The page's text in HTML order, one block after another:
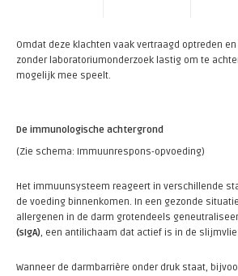
Omdat deze klachten vaak vertraagd optreden
zonder laboratoriumonderzoek lastig om te
mogelijk mee speelt.
De immunologische achtergrond
(Zie schema: Immuunrespons-opvoeding)
Het immuunsysteem reageert in verschillende
de voeding binnenkomen. In een gezonde
allergenen in de darm grotendeels
(sIgA), een antilichaam dat actief is in de
Wanneer de darmbarrière onder druk staat,